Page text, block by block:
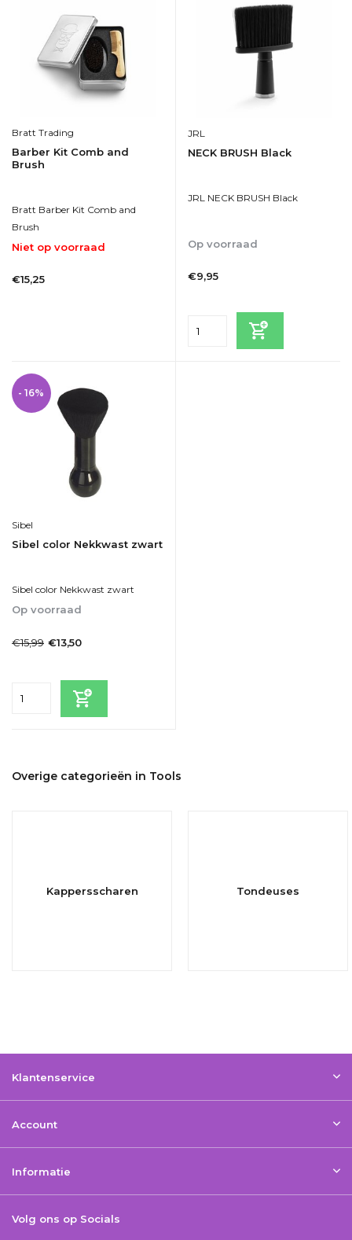
Bratt Trading
Barber Kit Comb and
Brush
Bratt Barber Kit Comb and
Brush
Niet op voorraad
€15,25
JRL
NECK BRUSH Black
JRL NECK BRUSH Black
Op voorraad
€9,95
- 16%
Sibel
Sibel color Nekkwast zwart
Sibel color Nekkwast zwart
Op voorraad
€15,99 €13,50
Overige categorieën in Tools
Kappersscharen Tondeuses
Klantenservice
Account
Informatie
Volg ons op Socials